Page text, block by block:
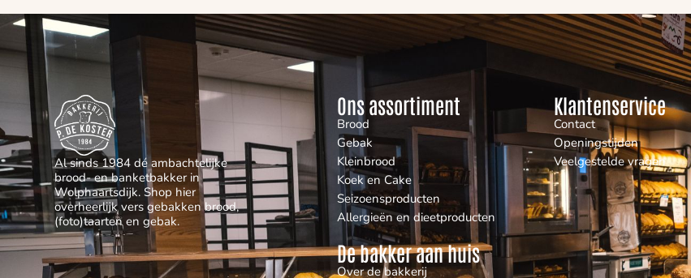
Al sinds 1984 dé ambachtelijke
brood- en banketbakker in
Wolphaartsdijk. Shop hier
overheerlijk vers gebakken brood,
(foto)taarten en gebak.
Ons assortiment
Brood
Gebak
Kleinbrood
Koek en Cake
Seizoensproducten
Allergieën en dieetproducten
De bakker aan huis
Over de bakkerij
Klantenservice
Contact
Openingstijden
Veelgestelde vragen